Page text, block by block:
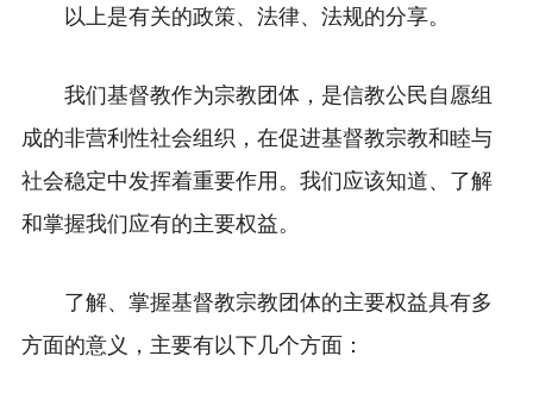
以上是有关的政策、法律、法规的分享。
我们基督教作为宗教团体，是信教公民自愿组
成的非营利性社会组织，在促进基督教宗教和睦与
社会稳定中发挥着重要作用。我们应该知道、了解
和掌握我们应有的主要权益。
了解、掌握基督教宗教团体的主要权益具有多
方面的意义，主要有以下几个方面：